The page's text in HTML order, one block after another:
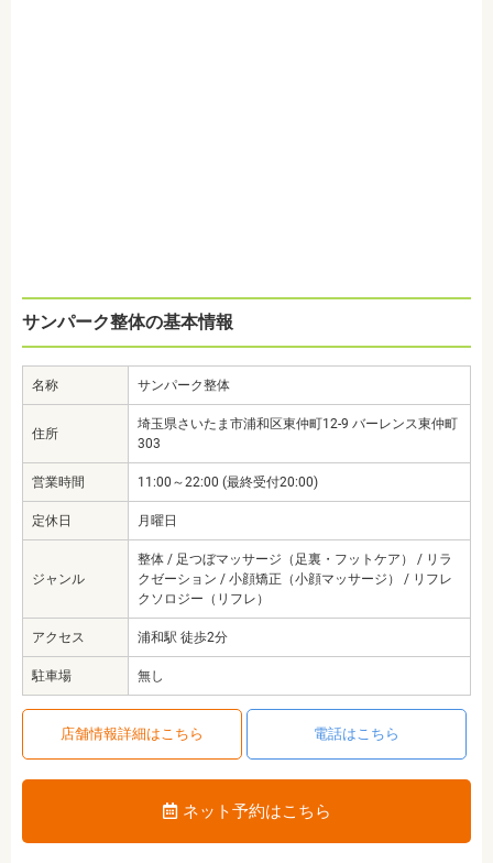
サンパーク整体の基本情報
名称 サンパーク整体
住所
埼玉県さいたま市浦和区東仲町12-9 バーレンス東仲町
303
営業時間 11:00～22:00 (最終受付20:00)
定休日 月曜日
ジャンル
整体 / 足つぼマッサージ（足裏・フットケア） / リラ
クゼーション / 小顔矯正（小顔マッサージ） / リフレ
クソロジー（リフレ）
アクセス 浦和駅 徒歩2分
駐車場 無し
店舗情報詳細はこちら 電話はこちら
ネット予約はこちら